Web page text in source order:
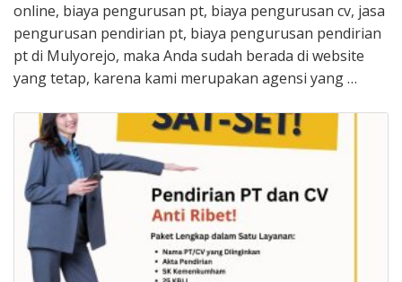
online, biaya pengurusan pt, biaya pengurusan cv, jasa
pengurusan pendirian pt, biaya pengurusan pendirian
pt di Mulyorejo, maka Anda sudah berada di website
yang tetap, karena kami merupakan agensi yang …